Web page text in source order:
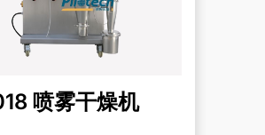
喷雾干燥机